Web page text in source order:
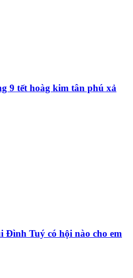
9 tết hoàg kim tân phú xả
Đình Tuý có hội nào cho em